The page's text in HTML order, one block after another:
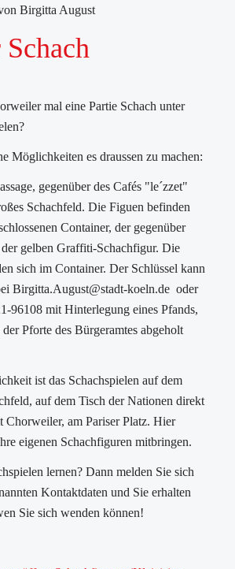
Birgitta August
mal eine Partie Schach unter
Möglichkeiten es draussen zu machen:
gegenüber des Cafés "le´zzet"
Schachfeld. Die Figuen befinden
Container, der gegenüber
gelben Graffiti-Schachfigur. Die
sich im Container. Der Schlüssel kann
Birgitta.August@stadt-koeln.de oder
96108 mit Hinterlegung eines Pfands,
Pforte des Bürgeramtes abgeholt
ist das Schachspielen auf dem
auf dem Tisch der Nationen direkt
Chorweiler, am Pariser Platz. Hier
eigenen Schachfiguren mitbringen.
lernen? Dann melden Sie sich
Kontaktdaten und Sie erhalten
Sie sich wenden können!